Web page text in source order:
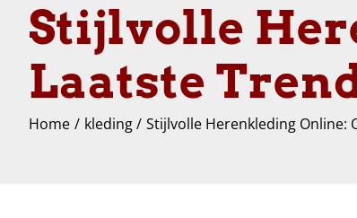
Stijlvolle
Laatste
Home kleding Stijlvolle Herenkleding Online: